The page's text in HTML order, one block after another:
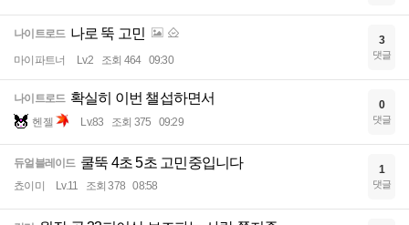
나이트로드 나로 뚝 고민
마이파트너 Lv.2 조회 464 09:30
3
댓글
나이트로드 확실히 이번 챌섭하면서
헨젤 Lv.83 조회 375 09:29
0
댓글
듀얼블레이드 쿨뚝 4초 5초 고민중입니다
쵸이미 Lv.11 조회 378 08:58
1
댓글